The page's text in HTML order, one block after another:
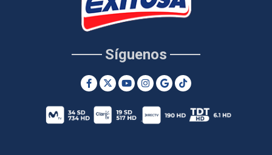
Síguenos